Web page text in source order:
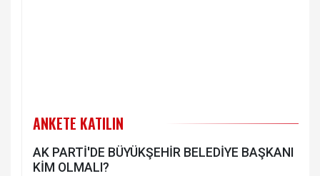
ANKETE KATILIN
AK PARTİ'DE BÜYÜKŞEHİR BELEDİYE BAŞKANI
KİM OLMALI?